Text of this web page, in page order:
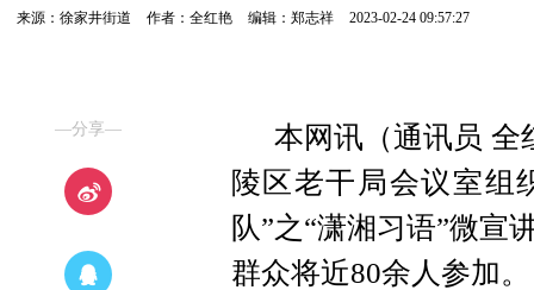
来源：徐家井街道 作者：全红艳 编辑：郑志祥 2023-02-24 09:57:27
—分享—
本网讯（通讯员 全
陵区老干局会议室组
队”之“潇湘习语”微宣
群众将近80余人参加。